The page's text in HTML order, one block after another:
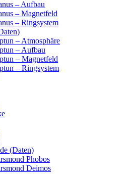
– Aufbau
– Magnetfeld
– Ringsystem
– Atmosphäre
– Aufbau
– Magnetfeld
– Ringsystem
(Daten)
Phobos
Deimos